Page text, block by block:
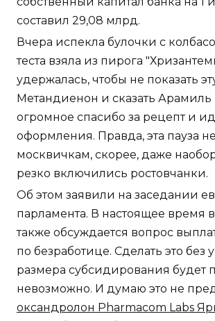
составил 29,08 млрд.
Вчера испекла булочки с
теста взяла из пирога
удержалась, чтобы не показать
Метандиенон и сказать Арамиль
огромное спасибо за рецепт и
оформления. Правда, эта пауза
москвичкам, скорее, даже
резко включились ростовчанки.
Об этом заявили на заседании
парламента. В настоящее время
также обсуждается вопрос
по безработице. Сделать это
размера субсидирования будет
невозможно. И думаю это не
оксандролон Pharmacom Labs